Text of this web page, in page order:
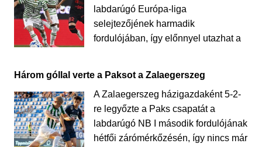
labdarúgó Európa-liga
selejtezőjének harmadik
fordulójában, így előnnyel utazhat a
Három góllal verte a Paksot a Zalaegerszeg
A Zalaegerszeg házigazdaként 5-2-
re legyőzte a Paks csapatát a
labdarúgó NB I második fordulójának
hétfői zárómérkőzésén, így nincs már